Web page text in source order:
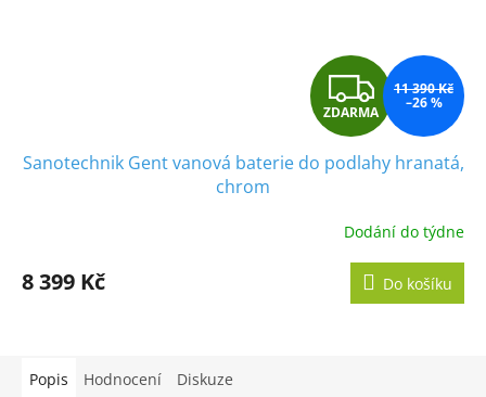
Z
D
A
R
M
A
ZDARMA
11 390 Kč
–26 %
Sanotechnik Gent vanová baterie do podlahy hranatá,
chrom
Dodání do týdne
8 399 Kč Do košíku
Popis Hodnocení Diskuze